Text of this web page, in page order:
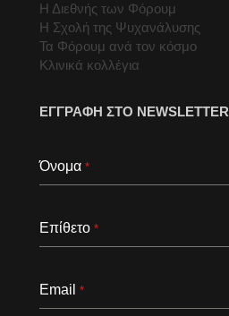
Η Διεθνής των Φόρουμ
Η Σχολή της Ψυχανάλυσης
Τα Φόρουμ ανά τον κόσμο
Κλινικά κολλέγια
ΕΓΓΡΑΦΗ ΣΤΟ NEWSLETTER
Όνομα *
Επίθετο *
Email *